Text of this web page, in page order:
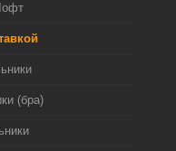
(бра)